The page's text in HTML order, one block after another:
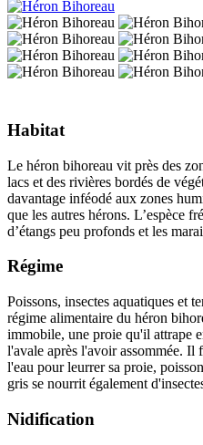
Habitat
Le héron bihoreau vit près des
lacs et des rivières bordés de
davantage inféodé aux zones
que les autres hérons. L’espèce
d’étangs peu profonds et les
Régime
Poissons, insectes aquatiques et
régime alimentaire du héron
immobile, une proie qu'il attrape
l'avale après l'avoir assommée. Il
l'eau pour leurrer sa proie,
gris se nourrit également
Nidification